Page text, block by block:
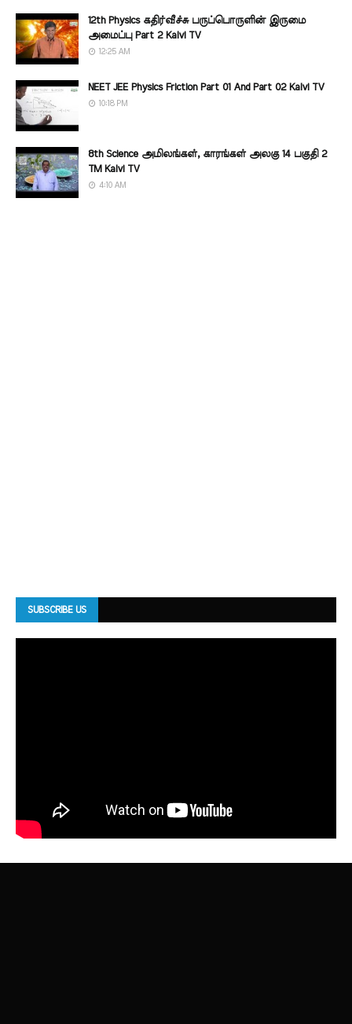
12th Physics கதிர்வீச்சு பருப்பொருளின் இருமை
அமைப்பு Part 2 Kalvi TV
12:25 AM
NEET JEE Physics Friction Part 01 And Part 02 Kalvi TV
10:18 PM
8th Science அமிலங்கள், காரங்கள் அலகு 14 பகுதி 2
TM Kalvi TV
4:10 AM
SUBSCRIBE US